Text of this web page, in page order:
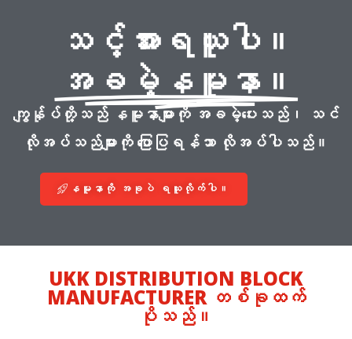
သင့်အားရယူပါ။
အခမဲ့နမူနာ။
ကျွန်ုပ်တို့သည် နမူနာများကို အခမဲ့ပေးသည်၊ သင်
လိုအပ်သည်များကို ပြောပြရန်သာ လိုအပ်ပါသည်။
နမူနာကို အခုပဲ ရယူလိုက်ပါ။
UKK DISTRIBUTION BLOCK
MANUFACTURER တစ်ခုထက်
ပိုသည်။